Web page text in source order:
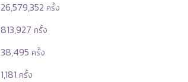
26,579,352 ครั้ง
813,927 ครั้ง
38,495 ครั้ง
1,181 ครั้ง